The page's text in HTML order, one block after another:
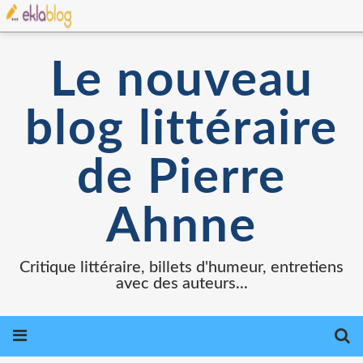
Le nouveau
blog littéraire
de Pierre
Ahnne
Critique littéraire, billets d'humeur, entretiens
avec des auteurs...